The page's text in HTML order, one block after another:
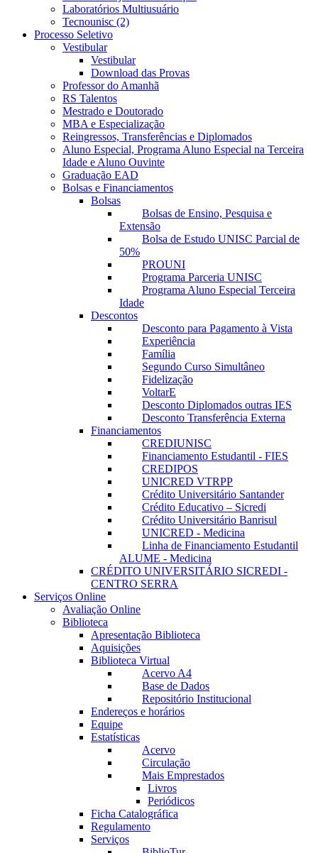
Laboratórios Multiusuário
Tecnounisc (2)
Processo Seletivo
Vestibular
Vestibular
Download das Provas
Professor do Amanhã
RS Talentos
Mestrado e Doutorado
MBA e Especialização
Reingressos, Transferências e Diplomados
Aluno Especial, Programa Aluno Especial na Terceira
Idade e Aluno Ouvinte
Graduação EAD
Bolsas e Financiamentos
Bolsas
Bolsas de Ensino, Pesquisa e
Extensão
Bolsa de Estudo UNISC Parcial de
50%
PROUNI
Programa Parceria UNISC
Programa Aluno Especial Terceira
Idade
Descontos
Desconto para Pagamento à Vista
Experiência
Família
Segundo Curso Simultâneo
Fidelização
VoltarE
Desconto Diplomados outras IES
Desconto Transferência Externa
Financiamentos
CREDIUNISC
Financiamento Estudantil - FIES
CREDIPOS
UNICRED VTRPP
Crédito Universitário Santander
Crédito Educativo – Sicredi
Crédito Universitário Banrisul
UNICRED - Medicina
Linha de Financiamento Estudantil
ALUME - Medicina
CRÉDITO UNIVERSITÁRIO SICREDI -
CENTRO SERRA
Serviços Online
Avaliação Online
Biblioteca
Apresentação Biblioteca
Aquisições
Biblioteca Virtual
Acervo A4
Base de Dados
Repositório Institucional
Endereços e horários
Equipe
Estatísticas
Acervo
Circulação
Mais Emprestados
Livros
Periódicos
Ficha Catalográfica
Regulamento
Serviços